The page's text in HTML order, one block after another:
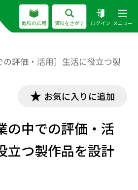
教科の広場 資料をさがす ログイン メニュー
の評価・活用］生活に役立つ製
お気に入りに追加
の中での評価・活
立つ製作品を設計